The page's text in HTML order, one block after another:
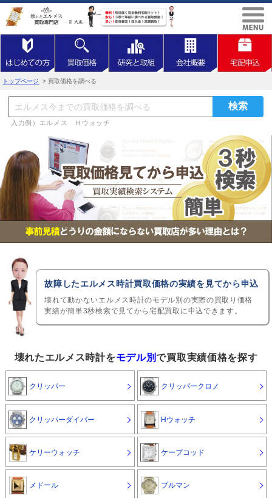
トップページ > 買取価格を調べる
入力例）エルメス Ｈウォッチ
故障したエルメス時計買取価格の実績を見てから申込
壊れて動かないエルメス時計のモデル別の実際の買取り価格
実績が簡単3秒検索で見てから宅配買取に申込できます。
壊れたエルメス時計をモデル別で買取実績価格を探す
クリッパー クリッパークロノ
クリッパーダイバー Hウォッチ
ケリーウォッチ ケープコッド
メドール プルマン